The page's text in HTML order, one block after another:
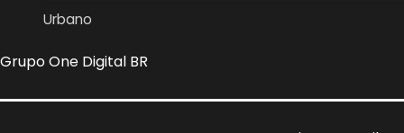
Urbano
Grupo One Digital BR